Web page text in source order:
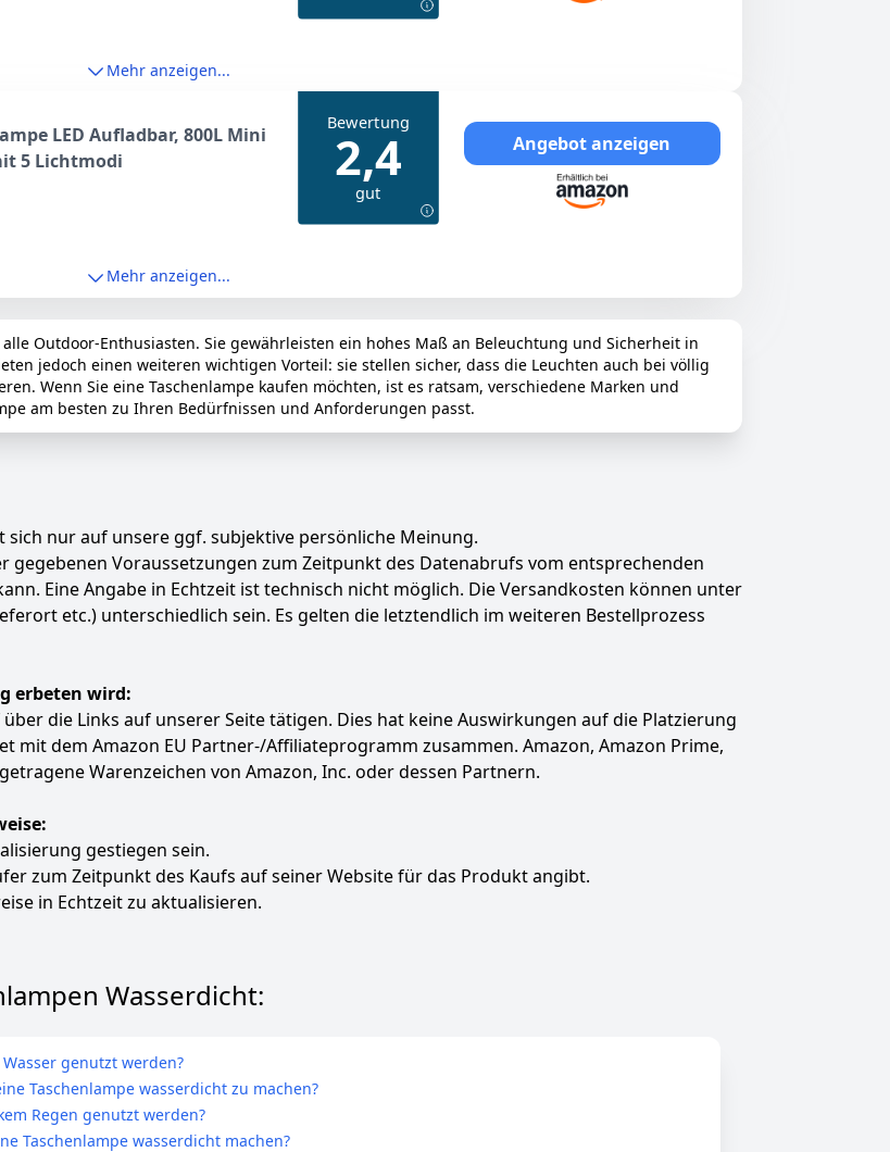
Mehr anzeigen...
LED Aufladbar, 800L Mini
5 Lichtmodi
Bewertung
2,4
gut
Angebot anzeigen
Mehr anzeigen...
Outdoor-Enthusiasten. Sie gewährleisten ein hohes Maß an Beleuchtung und Sicherheit in
jedoch einen weiteren wichtigen Vorteil: sie stellen sicher, dass die Leuchten auch bei völlig
Wenn Sie eine Taschenlampe kaufen möchten, ist es ratsam, verschiedene Marken und
am besten zu Ihren Bedürfnissen und Anforderungen passt.
nur auf unsere ggf. subjektive persönliche Meinung.
Voraussetzungen zum Zeitpunkt des Datenabrufs vom entsprechenden
Eine Angabe in Echtzeit ist technisch nicht möglich. Die Versandkosten können unter
etc.) unterschiedlich sein. Es gelten die letztendlich im weiteren Bestellprozess
erbeten wird:
die Links auf unserer Seite tätigen. Dies hat keine Auswirkungen auf die Platzierung
mit dem Amazon EU Partner-/Affiliateprogramm zusammen. Amazon, Amazon Prime,
Warenzeichen von Amazon, Inc. oder dessen Partnern.
gestiegen sein.
zum Zeitpunkt des Kaufs auf seiner Website für das Produkt angibt.
in Echtzeit zu aktualisieren.
Wasserdicht:
genutzt werden?
Taschenlampe wasserdicht zu machen?
Regen genutzt werden?
Taschenlampe wasserdicht machen?